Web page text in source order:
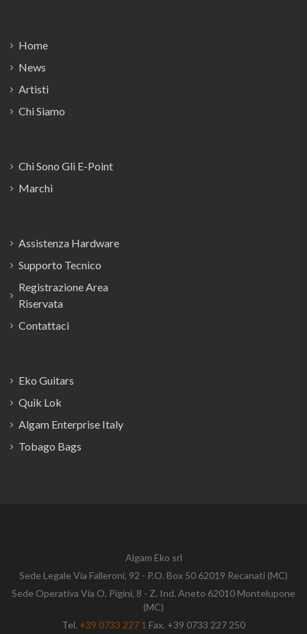
Home
News
Artisti
Chi Siamo
Chi Sono Gli E-Point
Marchi
Assistenza Hardware
Supporto Tecnico
Registrazione Area
Riservata
Contattaci
Eko Guitars
Quik Lok
Algam Enterprise Italy
Tobago Bags
Algam Eko srl
Sede Legale Via Falleroni, 92 - P.O. Box 50 62019 Recanati (MC)
Sede Operativa Via O. Pigini, 8 - Z. Ind. Aneto 62010 Montelupone
(MC)
Tel. +39 0733 227 1 Fax. +39 0733 227 250